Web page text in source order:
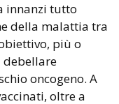
innanzi tutto
della malattia tra
più o
debellare
oncogeno. A
oltre a